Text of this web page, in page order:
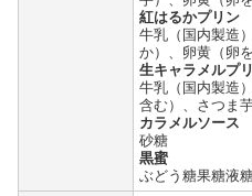
紅はるかプリン
牛乳（国内製造
か）、卵黄（卵
生キャラメルプ
牛乳（国内製造
含む）、さつま
カラメルソース
砂糖
黒蜜
ぶどう糖果糖液